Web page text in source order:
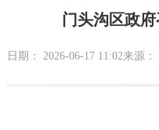
门头沟区政
日期： 2026-06-17 11:02来源：